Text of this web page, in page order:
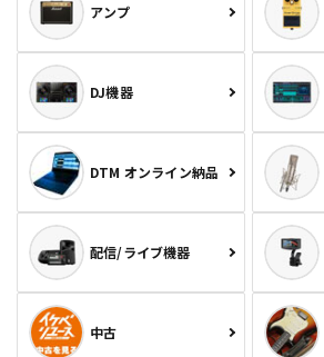
アンプ
DJ機器
DTM オンライン納品
配信/ライブ機器
中古